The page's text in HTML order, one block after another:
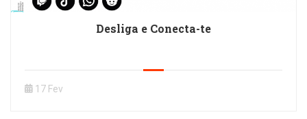
Desliga e Conecta-te
17 Fev